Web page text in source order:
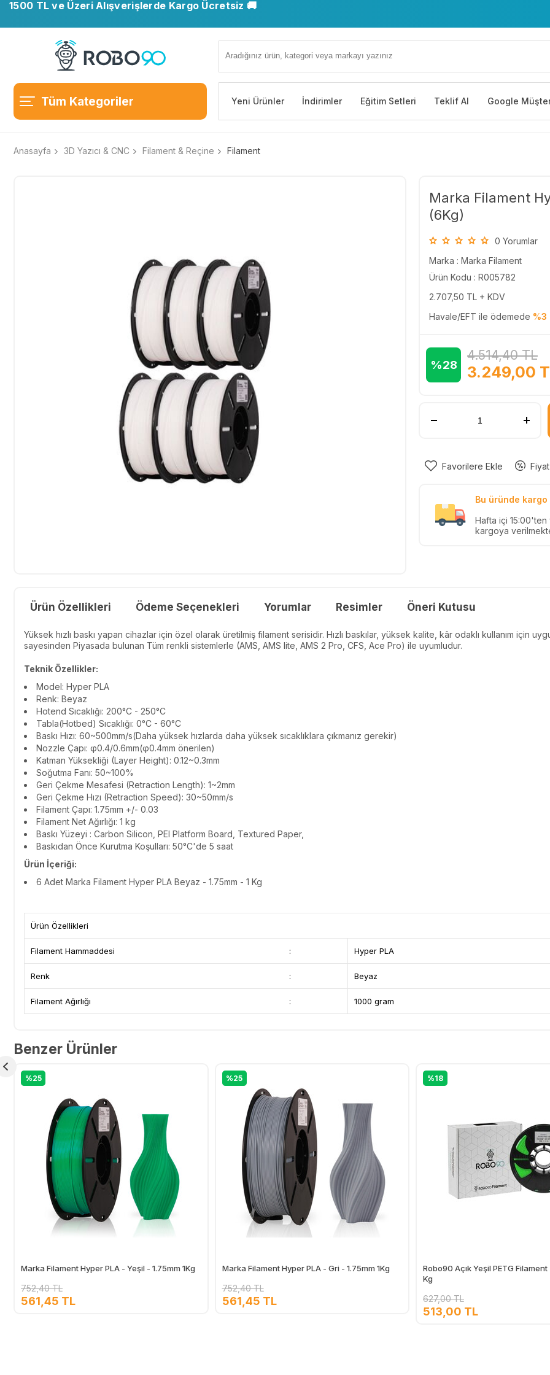
1500 TL ve Üzeri Alışverişlerde Kargo Ücretsiz 🚚
Tüm Kategoriler Yeni Ürünler İndirimler Eğitim Setleri Teklif Al Google
Anasayfa 3D Yazıcı & CNC Filament & Reçine Filament
Marka Filament
(6Kg)
0 Yorumlar
Marka : Marka Filament
Ürün Kodu : R005782
2.707,50 TL + KDV
Havale/EFT ile ödemede %3
%28 3.249,00
4.514,40TL
Favorilere Ekle Fiyat
Bu üründe
Hafta içi
kargoya
Ürün Özellikleri Ödeme Seçenekleri Yorumlar Resimler Öneri Kutusu
Yüksek hızlı baskı yapan cihazlar için özel olarak üretilmiş filament serisidir. Hızlı baskılar, yüksek kalite, kâr odaklı kullanım için
sayesinden Piyasada bulunan Tüm renkli sistemlerle (AMS, AMS lite, AMS 2 Pro, CFS, Ace Pro) ile uyumludur.
Teknik Özellikler:
Model: Hyper PLA
Renk: Beyaz
Hotend Sıcaklığı: 200°C - 250°C
Tabla(Hotbed) Sıcaklığı: 0°C - 60°C
Baskı Hızı: 60~500mm/s(Daha yüksek hızlarda daha yüksek sıcaklıklara çıkmanız gerekir)
Nozzle Çapı: φ0.4/0.6mm(φ0.4mm önerilen)
Katman Yüksekliği (Layer Height): 0.12~0.3mm
Soğutma Fanı: 50~100%
Geri Çekme Mesafesi (Retraction Length): 1~2mm
Geri Çekme Hızı (Retraction Speed): 30~50mm/s
Filament Çapı: 1.75mm +/- 0.03
Filament Net Ağırlığı: 1 kg
Baskı Yüzeyi : Carbon Silicon, PEI Platform Board, Textured Paper,
Baskıdan Önce Kurutma Koşulları: 50°C'de 5 saat
Ürün İçeriği:
6 Adet Marka Filament Hyper PLA Beyaz - 1.75mm - 1 Kg
Ürün Özellikleri
Filament Hammaddesi : Hyper PLA
Renk : Beyaz
Filament Ağırlığı : 1000 gram
Benzer Ürünler
%25
Marka Filament Hyper PLA - Yeşil - 1.75mm 1Kg
752,40 TL
561,45 TL
%25
Marka Filament Hyper PLA - Gri - 1.75mm 1Kg
752,40 TL
561,45 TL
%18
Robo90 Açık Yeşil PETG Filament
Kg
627,00 TL
513,00 TL